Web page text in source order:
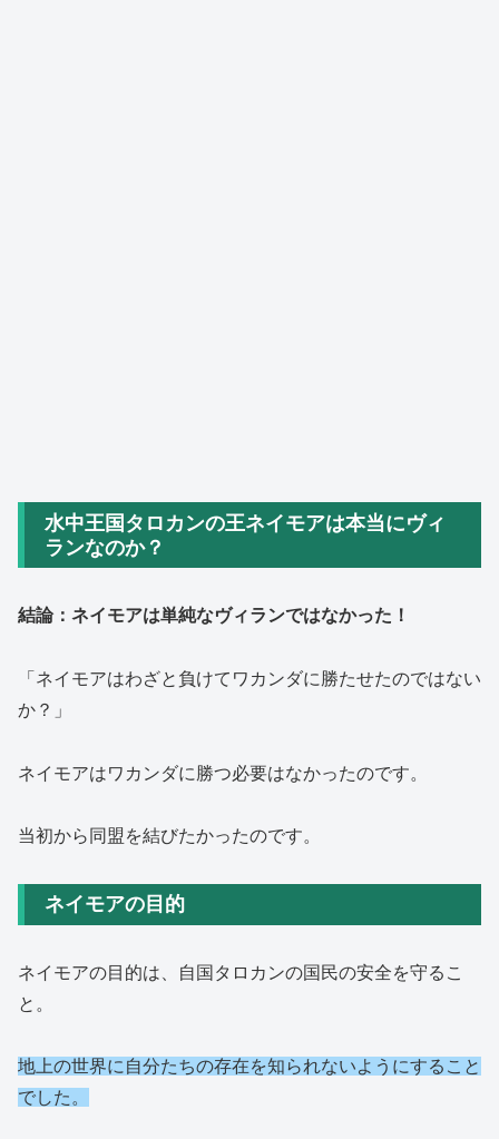
水中王国タロカンの王ネイモアは本当にヴィ
ランなのか？
結論：ネイモアは単純なヴィランではなかった！
「ネイモアはわざと負けてワカンダに勝たせたのではない
か？」
ネイモアはワカンダに勝つ必要はなかったのです。
当初から同盟を結びたかったのです。
ネイモアの目的
ネイモアの目的は、
自国タロカンの国民の安全を守るこ
と。
地上の世界に自分たちの存在を知られないようにすること
でした。